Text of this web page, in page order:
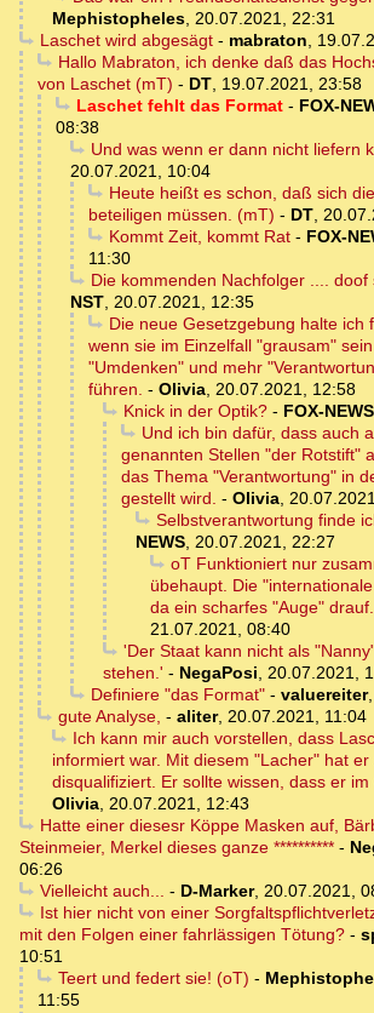
Mephistopheles 20.07.2021, 22:31
Laschet wird abgesägt- mabraton
Hallo Mabraton, ich denke daß das
von Laschet (mT) - DT 19.07.2021, 23:58
Laschet fehlt das Format- FOX-
08:38
Und was wenn er dann nicht liefern
20.07.2021, 10:04
Heute heißt es schon, daß sich
beteiligen müssen. (mT) - DT
Kommt Zeit, kommt Rat- FOX-
11:30
Die kommenden Nachfolger .... doof
NST 20.07.2021, 12:35
Die neue Gesetzgebung halte ich
wenn sie im Einzelfall "grausam"
"Umdenken" und mehr
führen. - Olivia 20.07.2021, 12:58
Knick in der Optik?- FOX-NEWS,
Und ich bin dafür, dass auch
genannten Stellen "der Rotstift"
das Thema "Verantwortung" in
gestellt wird. - Olivia
Selbstverantwortung finde
NEWS 20.07.2021, 22:27
oT Funktioniert nur
übehaupt. Die
da ein scharfes "Auge" drauf.
21.07.2021, 08:40
'Der Staat kann nicht als
stehen.' - NegaPosi
20.07.2021,
Definiere "das Format"- valuereiter,
gute Analyse, - aliter, 20.07.2021, 11:04
Ich kann mir auch vorstellen, dass
informiert war. Mit diesem "Lacher" hat er
disqualifiziert. Er sollte wissen, dass er im
Olivia 20.07.2021, 12:43
Hatte einer diesesr Köppe Masken auf,
Steinmeier, Merkel dieses ganze ********** -
06:26
Vielleicht auch...
- D-Marker, 20.07.2021,
Ist hier nicht von einer
mit den Folgen einer fahrlässigen Tötung? -
10:51
Teert und federt sie! (oT) -
11:55